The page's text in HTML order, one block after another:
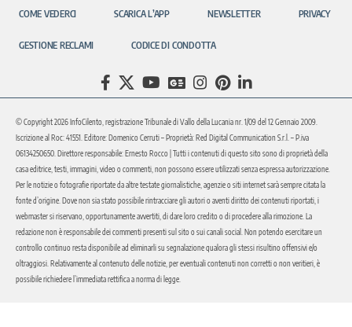
COME VEDERCI SCARICA L’APP NEWSLETTER PRIVACY
GESTIONE RECLAMI CODICE DI CONDOTTA
© Copyright 2026 InfoCilento, registrazione Tribunale di Vallo della Lucania nr. 1/09 del 12 Gennaio 2009.
Iscrizione al Roc: 41551. Editore: Domenico Cerruti – Proprietà: Red Digital Communication S.r.l. – P.iva
06134250650. Direttore responsabile: Ernesto Rocco | Tutti i contenuti di questo sito sono di proprietà della
casa editrice, testi, immagini, video o commenti, non possono essere utilizzati senza espressa autorizzazione.
Per le notizie o fotografie riportate da altre testate giornalistiche, agenzie o siti internet sarà sempre citata la
fonte d’origine. Dove non sia stato possibile rintracciare gli autori o aventi diritto dei contenuti riportati, i
webmaster si riservano, opportunamente avvertiti, di dare loro credito o di procedere alla rimozione. La
redazione non è responsabile dei commenti presenti sul sito o sui canali social. Non potendo esercitare un
controllo continuo resta disponibile ad eliminarli su segnalazione qualora gli stessi risultino offensivi e/o
oltraggiosi. Relativamente al contenuto delle notizie, per eventuali contenuti non corretti o non veritieri, è
possibile richiedere l’immediata rettifica a norma di legge.